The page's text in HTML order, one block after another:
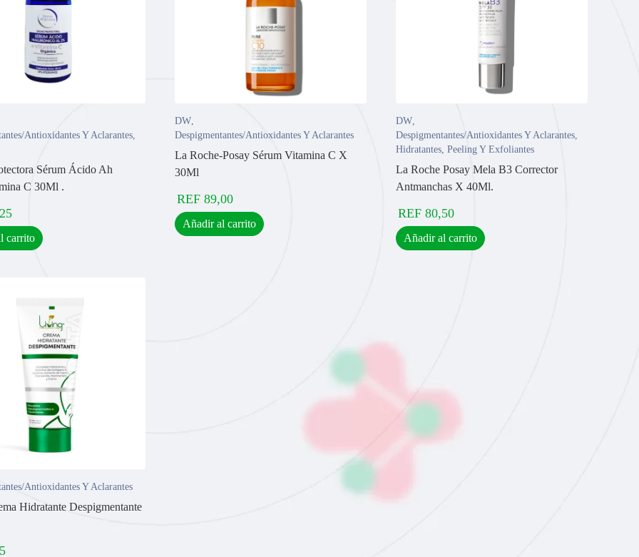
Antioxidantes Y Aclarantes
Sérum Ácido Ah
C 30Ml .
carrito
DW
Despigmentantes/Antioxidantes Y Aclarantes
La Roche-Posay Sérum Vitamina C X
30Ml
REF 89,00
Añadir al carrito
DW
Despigmentantes/Antioxidantes Y Aclarantes
Hidratantes Peeling Y Exfoliantes
La Roche Posay Mela B3 Corrector
Antmanchas X 40Ml.
REF 80,50
Añadir al carrito
Antioxidantes Y Aclarantes
Hidratante Despigmentante